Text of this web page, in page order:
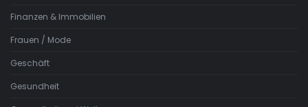
Finanzen & Immobilien
Frauen / Mode
Geschäft
Gesundheit